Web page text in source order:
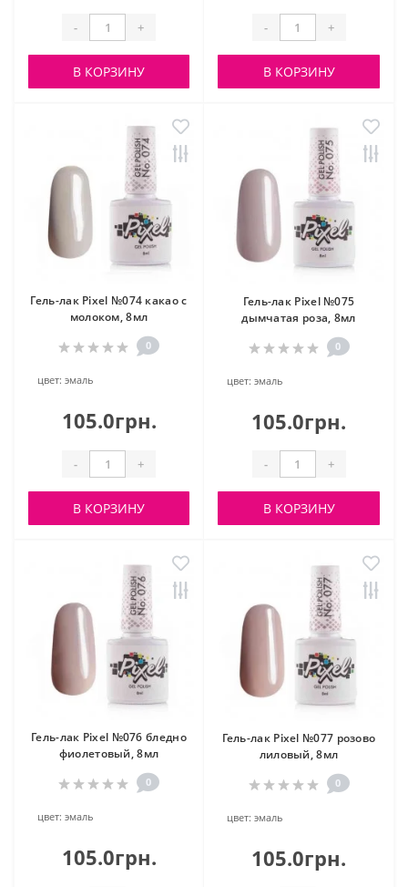
- +
В КОРЗИНУ
- +
В КОРЗИНУ
Гель-лак Pixel №074 какао с
молоком, 8мл
0
цвет: эмаль
105.0грн.
- +
В КОРЗИНУ
Гель-лак Pixel №075
дымчатая роза, 8мл
0
цвет: эмаль
105.0грн.
- +
В КОРЗИНУ
Гель-лак Pixel №076 бледно
фиолетовый, 8мл
0
цвет: эмаль
105.0грн.
Гель-лак Pixel №077 розово
лиловый, 8мл
0
цвет: эмаль
105.0грн.